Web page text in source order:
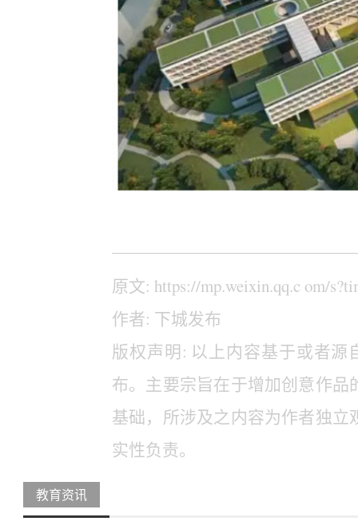
原文: https://mp.weixin.qq.c om/
作者: 下城发布
版权声明: 以上内容基于或者源
布。主要宗旨在于增加创意作
基础，所涉及之内容为作者独
实性负责。
教育资讯